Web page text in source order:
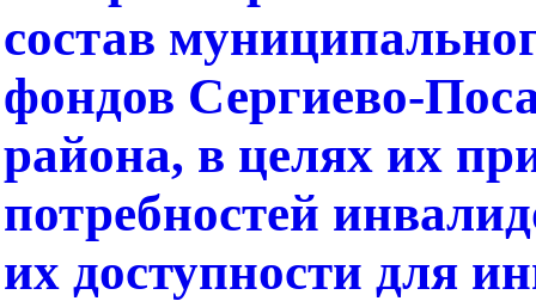
состав
фондов Сергиево-
района, в целях их
потребностей
их доступности для